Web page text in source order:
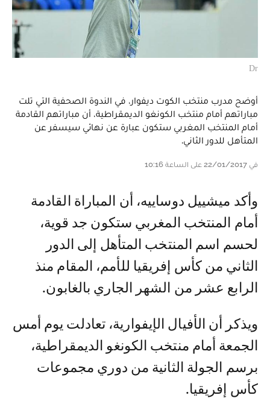
Dr
أوضح مدرب منتخب الكوت ديفوار، في الندوة الصحفية التي تلت
مباراتهم أمام منتخب الكونغو الديمقراطية، أن مباراتهم القادمة
أمام المنتخب المغربي ستكون عبارة عن نهائي سيسفر عن
المتأهل للدور الثاني.
في 22/01/2017 على الساعة 10:16
وأكد ميشييل دوساييه، أن المباراة القادمة
أمام المنتخب المغربي ستكون جد قوية،
لحسم اسم المنتخب المتأهل إلى الدور
الثاني من كأس إفريقيا للأمم، المقام منذ
الرابع عشر من الشهر الجاري بالغابون.
ويذكر أن الأفيال الإيفوارية، تعادلت يوم أمس
الجمعة أمام منتخب الكونغو الديمقراطية،
برسم الجولة الثانية من دوري مجموعات
كأس إفريقيا.